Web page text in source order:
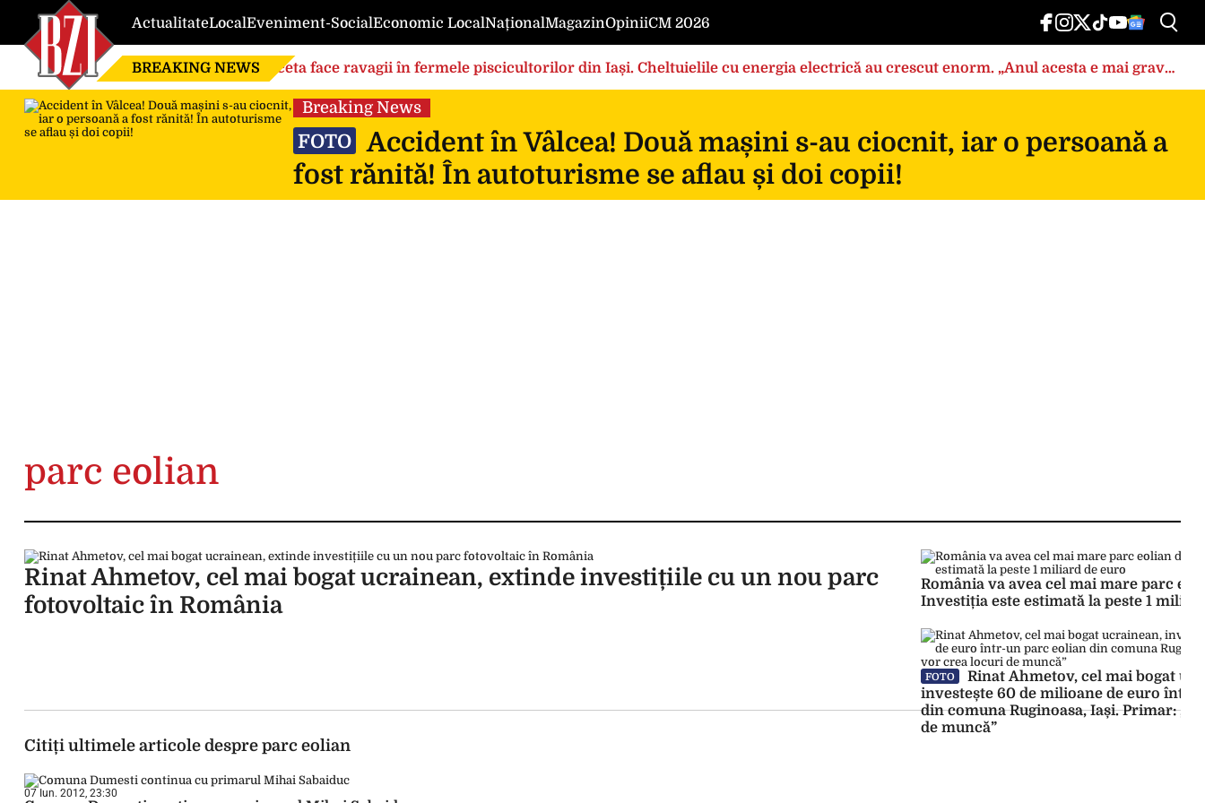
ActualitateLocalEveniment-SocialEconomic LocalNaționalMagazinOpiniiCM 2026
BREAKING NEWS Seceta face ravagii în fermele piscicultorilor din Iași. Cheltuielile cu energia electrică au crescut enorm. „Anul acesta e mai grav
din cauza temperaturilor foarte mari”
Breaking News
FOTO
Accident în Vâlcea! Două mașini s-au ciocnit, iar o persoană a
fost rănită! În autoturisme se aflau și doi copii!
parc eolian
Rinat Ahmetov, cel mai bogat ucrainean, extinde investițiile cu un nou parc
fotovoltaic în România
România va avea cel mai mare parc
Investiția este estimată la peste 1
FOTO
Rinat Ahmetov, cel mai bogat
investește 60 de milioane de euro într-
din comuna Ruginoasa, Iași. Primar:
de muncă”
Citiți ultimele articole despre parc eolian
07 Iun. 2012, 23:30